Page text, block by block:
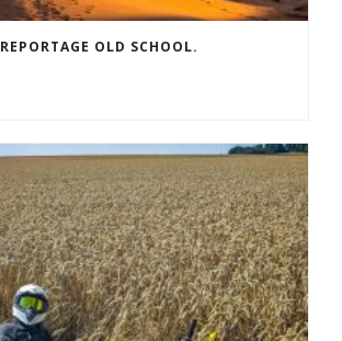
REPORTAGE OLD SCHOOL.